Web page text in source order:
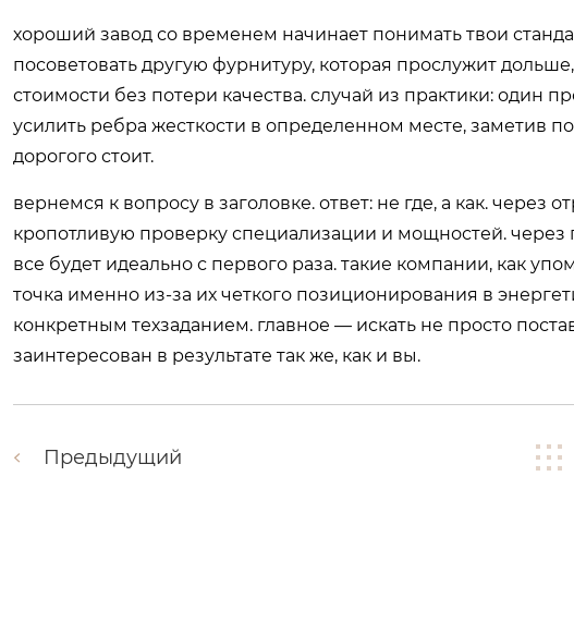
хороший завод со временем начинает понимать твои
посоветовать другую фурнитуру, которая прослужит
стоимости без потери качества. случай из практики: один
усилить ребра жесткости в определенном месте, заметив
дорогого стоит.
вернемся к вопросу в заголовке. ответ: не где, а как. через
кропотливую проверку специализации и мощностей. через
все будет идеально с первого раза. такие компании, как
точка именно из-за их четкого позиционирования в
конкретным техзаданием. главное — искать не просто
заинтересован в результате так же, как и вы.
Предыдущий